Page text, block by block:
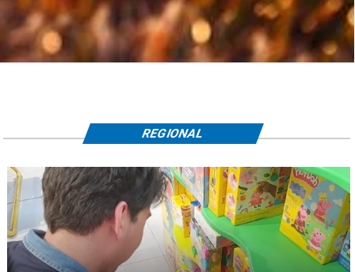
REGIONAL